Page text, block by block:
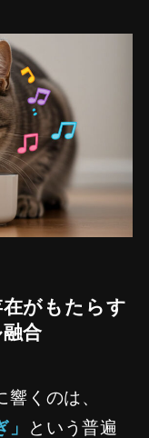
がもたらす
合
くのは、
という普遍